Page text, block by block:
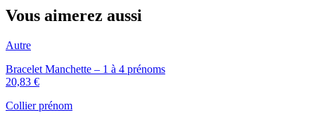
Vous aimerez aussi
Autre
Bracelet Manchette – 1 à 4 prénoms
20,83 €
Collier prénom